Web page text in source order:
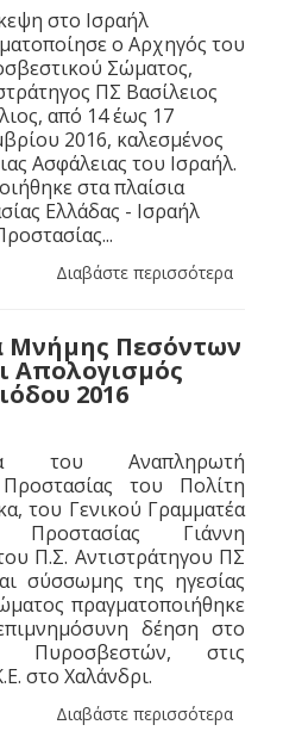
στο Ισραήλ
ο Αρχηγός του
Σώματος,
ΠΣ Βασίλειος
από 14 έως 17
2016, καλεσμένος
Ασφάλειας του Ισραήλ.
στα πλαίσια
Ελλάδας - Ισραήλ
Διαβάστε περισσότερα
Μνήμης Πεσόντων
Απολογισμός
2016
του Αναπληρωτή
του Πολίτη
του Γενικού Γραμματέα
Προστασίας Γιάννη
Π.Σ. Αντιστράτηγου ΠΣ
σύσσωμης της ηγεσίας
πραγματοποιήθηκε
δέηση στο
Πυροσβεστών, στις
στο Χαλάνδρι.
Διαβάστε περισσότερα